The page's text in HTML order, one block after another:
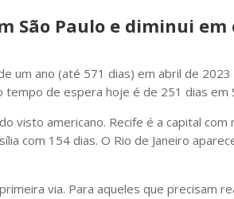
São Paulo e diminui em
um ano (até 571 dias) em abril de
de espera hoje é de 251 dias em
visto americano. Recife é a capital com
com 154 dias. O Rio de Janeiro
via. Para aqueles que precisam